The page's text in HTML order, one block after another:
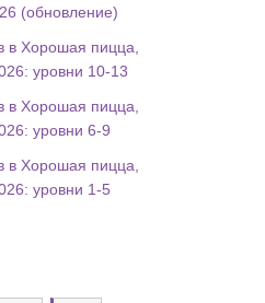
(обновление)
в Хорошая пицца,
уровни 10-13
в Хорошая пицца,
уровни 6-9
в Хорошая пицца,
уровни 1-5